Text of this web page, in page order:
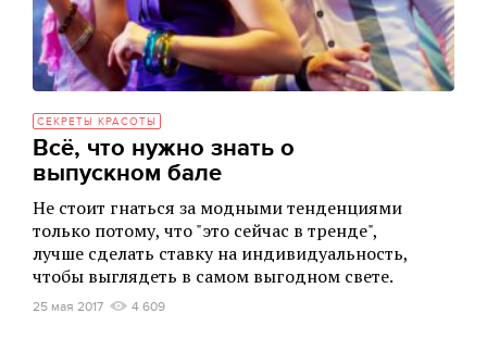
СЕКРЕТЫ КРАСОТЫ
Всё, что нужно знать о
выпускном бале
Не стоит гнаться за модными тенденциями
только потому, что "это сейчас в тренде",
лучше сделать ставку на индивидуальность,
чтобы выглядеть в самом выгодном свете.
25 мая 2017 4 609